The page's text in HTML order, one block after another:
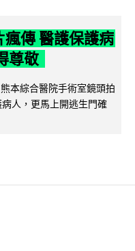
傳 醫護保護病
尊敬
本綜合醫院手術室鏡頭拍
人，更馬上開逃生門確